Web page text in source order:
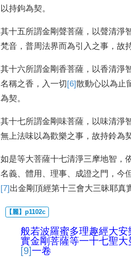
以持鉤為契。
其十五所謂金剛聲菩薩 ， 以聲清淨
梵音 ，普周法界而為引入之事 ，故
其十六所謂金剛香菩薩 ， 以香清淨
名稱之香 ， 入一切 [6]散動心以為止
為契。
其十七所謂金剛味菩薩 ， 以味清淨
無上法味以為歡樂之事 ，故持鈴為
如是等大菩薩十七清淨三摩地智 ，
名義、體用 、理事、 成證之門 ，今
[7] 出金剛頂經第十三會大三昧耶真
般若波羅蜜多理趣經大
實金剛菩薩等一十七聖大
[9]一卷